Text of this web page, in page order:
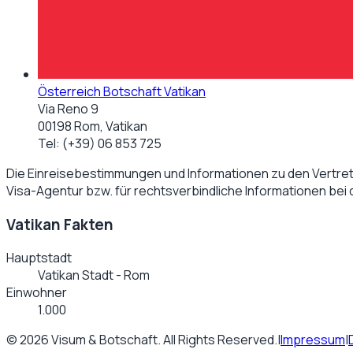
Österreich Botschaft Vatikan
Via Reno 9
00198 Rom, Vatikan
Tel: (+39) 06 853 725
Die Einreisebestimmungen und Informationen zu den
Visa-Agentur bzw. für rechtsverbindliche Informationen
Vatikan Fakten
Hauptstadt
Vatikan Stadt - Rom
Einwohner
1.000
©2026Visum & Botschaft. All Rights Reserved.|Impressum|